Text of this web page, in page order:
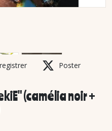
Poster
(camélia noir +